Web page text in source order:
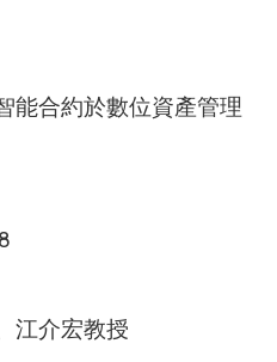
能合約於數位資產管理
江介宏教授